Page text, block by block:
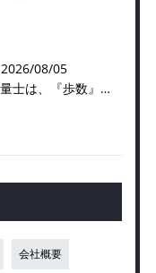
2026/08/05
測量士は、『歩数』も大事！？
会社概要